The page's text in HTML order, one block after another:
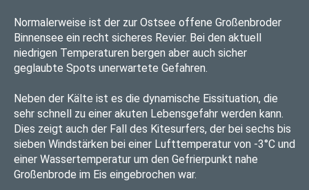
Normalerweise ist der zur Ostsee offene Großenbroder
Binnensee ein recht sicheres Revier. Bei den aktuell
niedrigen Temperaturen bergen aber auch sicher
geglaubte Spots unerwartete Gefahren.
Neben der Kälte ist es die dynamische Eissituation, die
sehr schnell zu einer akuten Lebensgefahr werden kann.
Dies zeigt auch der Fall des Kitesurfers, der bei sechs bis
sieben Windstärken bei einer Lufttemperatur von -3°C und
einer Wassertemperatur um den Gefrierpunkt nahe
Großenbrode im Eis eingebrochen war.